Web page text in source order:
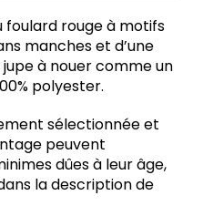
foulard rouge à motifs
manches et d’une
à nouer comme un
polyester.
sélectionnée et
peuvent
dûes à leur âge,
la description de